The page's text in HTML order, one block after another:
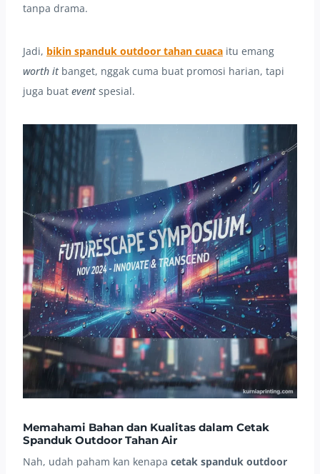
tanpa drama.
Jadi, bikin spanduk outdoor tahan cuaca itu emang
worth itbanget, nggak cuma buat promosi harian, tapi
juga buat eventspesial.
Memahami Bahan dan Kualitas dalam Cetak
Spanduk Outdoor Tahan Air
Nah, udah paham kan kenapa cetak spanduk outdoor